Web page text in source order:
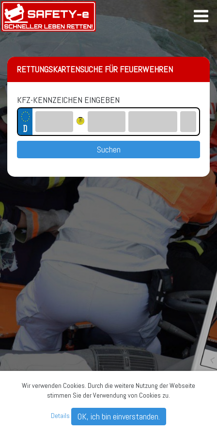
RETTUNGSKARTENSUCHE FÜR FEUERWEHREN
KFZ-KENNZEICHEN EINGEBEN
Suchen
Wir verwenden Cookies. Durch die weitere Nutzung der Webseite
stimmen Sie der Verwendung von Cookies zu.
Details OK, ich bin einverstanden.